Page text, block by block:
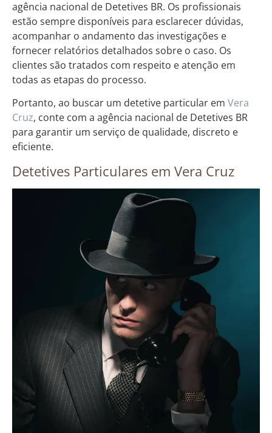
agência nacional de Detetives BR. Os profissionais
estão sempre disponíveis para esclarecer dúvidas,
acompanhar o andamento das investigações e
fornecer relatórios detalhados sobre o caso. Os
clientes são tratados com respeito e atenção em
todas as etapas do processo.
Portanto, ao buscar um detetive particular em Vera
Cruz, conte com a agência nacional de Detetives BR
para garantir um serviço de qualidade, discreto e
eficiente.
Detetives Particulares em Vera Cruz